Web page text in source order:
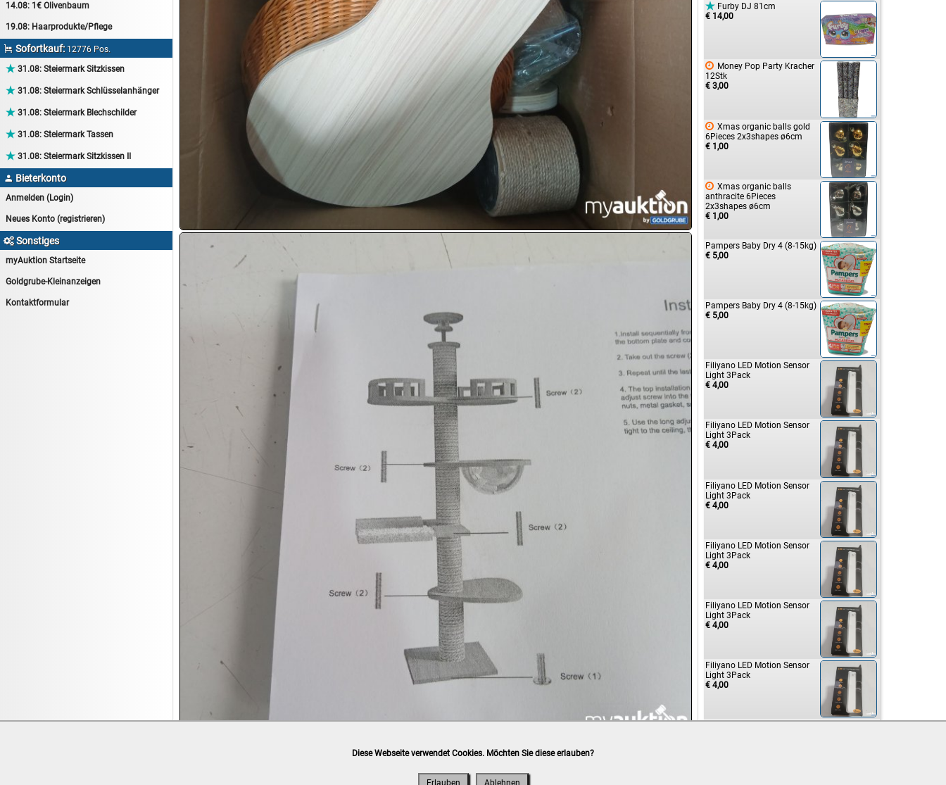
12.08:Pralinen Auktion
12.08:
14.08:Tiernahrung/Zubehör
14.08:1€ Totalabverkauf
15.08:Lebensmittel/Wein
15.08:Drogerie/Kosmetik
14.08: 1€ Olivenbaum
19.08: Haarprodukte/Pflege
 Sofortkauf: 12776 Pos.
 31.08: Steiermark Sitzkissen
 31.08: Steiermark Schlüsselanhänger
 31.08: Steiermark Blechschilder
 31.08: Steiermark Tassen
 31.08: Steiermark Sitzkissen II
 Bieterkonto
Anmelden (Login)
Neues Konto (registrieren)
Sonstiges
myAuktion Startseite
Goldgrube-Kleinanzeigen
Kontaktformular
 Furby DJ 81cm
€ 14,00
 Money Pop Party Kracher
12Stk
€ 3,00
 Xmas organic balls gold
6Pieces 2x3shapes ø6cm
€ 1,00
 Xmas organic balls
anthracite 6Pieces
2x3shapes ø6cm
€ 1,00
Pampers Baby Dry 4 (8-15kg)
€ 5,00
Pampers Baby Dry 4 (8-15kg)
€ 5,00
Filiyano LED Motion Sensor
Light 3Pack
€ 4,00
Filiyano LED Motion Sensor
Light 3Pack
€ 4,00
Filiyano LED Motion Sensor
Light 3Pack
€ 4,00
Filiyano LED Motion Sensor
Light 3Pack
€ 4,00
Filiyano LED Motion Sensor
Light 3Pack
€ 4,00
Filiyano LED Motion Sensor
Light 3Pack
€ 4,00
Vorabüberweisung, Barzahlung, Bankomat, Kreditkarte (vor Ort)
Diese Webseite verwendet Cookies. Möchten Sie diese erlauben?
Erlauben Ablehnen